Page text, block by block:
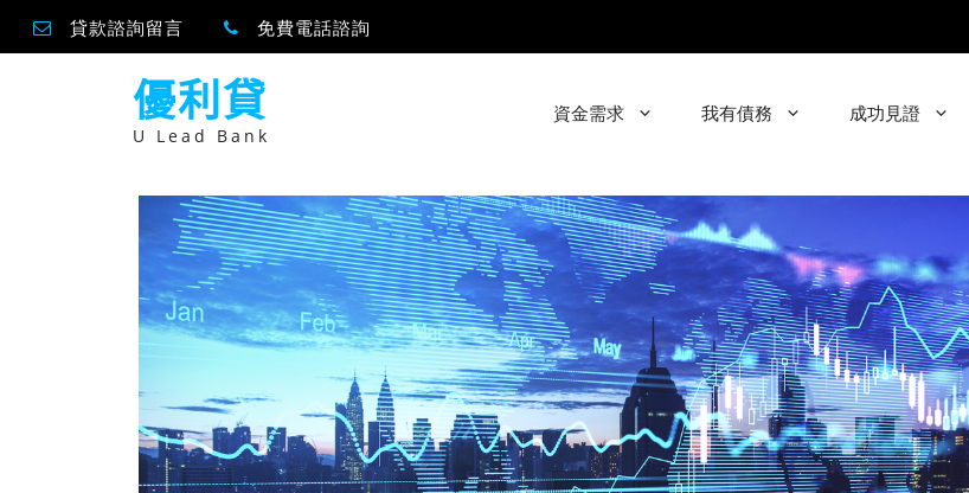
貸款諮詢留言 免費電話諮詢
優利貸
U Lead Bank
資金需求 我有債務 成功見證